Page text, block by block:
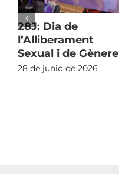
28J: Dia de
l’Alliberament
Sexual i de Gènere
28 de junio de 2026